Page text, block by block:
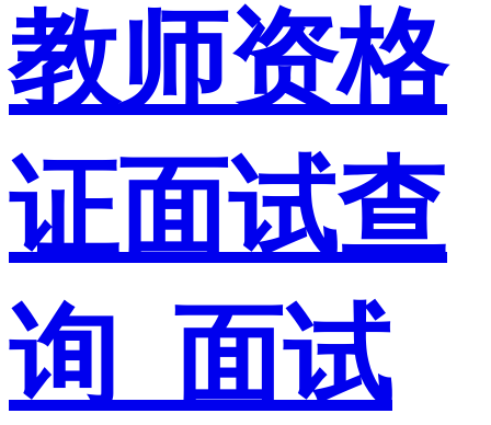
教师资格
证面试查
询_面试